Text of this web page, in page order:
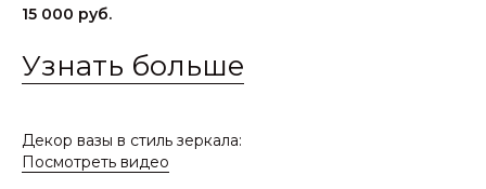
15 000 руб.
Узнать больше
Декор вазы в стиль зеркала:
Посмотреть видео